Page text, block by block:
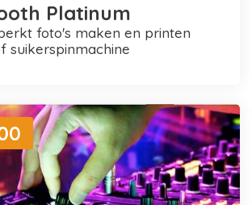
Platinum
suikerspinmachine